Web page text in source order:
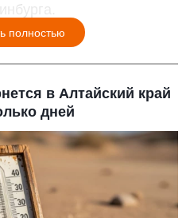
полностью
в Алтайский край
дней